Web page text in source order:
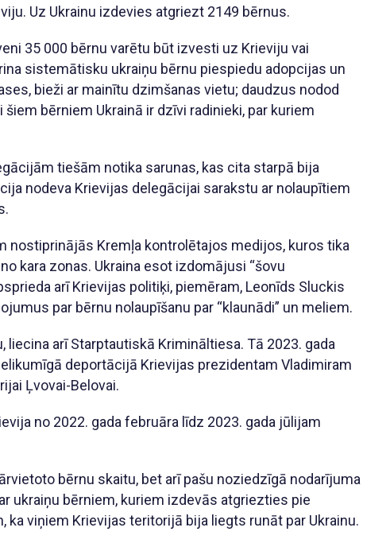
Uz Ukrainu izdevies atgriezt 2149 bērnus.
35 000 bērnu varētu būt izvesti uz Krieviju vai
sistemātisku ukraiņu bērnu piespiedu adopcijas un
bieži ar mainītu dzimšanas vietu; daudzus nodod
bērniem Ukrainā ir dzīvi radinieki, par kuriem
tiešām notika sarunas, kas cita starpā bija
nodeva Krievijas delegācijai sarakstu ar nolaupītiem
nostiprinājās Kremļa kontrolētajos medijos, kuros tika
kara zonas. Ukraina esot izdomājusi “šovu
arī Krievijas politiķi, piemēram, Leonīds Sluckis
par bērnu nolaupīšanu par “klaunādi” un meliem.
liecina arī Starptautiskā Krimināltiesa. Tā 2023. gada
deportācijā Krievijas prezidentam Vladimiram
Ļvovai-Belovai.
no 2022. gada februāra līdz 2023. gada jūlijam
bērnu skaitu, bet arī pašu noziedzīgā nodarījuma
ukraiņu bērniem, kuriem izdevās atgriezties pie
viņiem Krievijas teritorijā bija liegts runāt par Ukrainu.